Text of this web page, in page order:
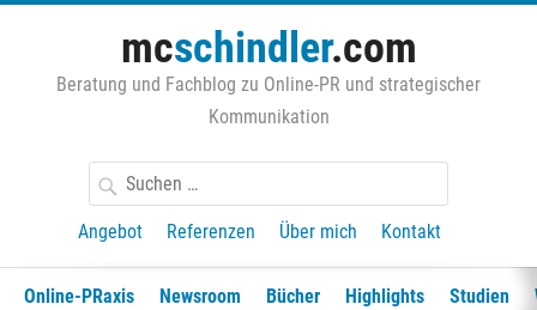
springen
mcschindler.com
Beratung und Fachblog zu Online-PR und strategischer
Kommunikation
Suchen
nach:
Angebot
Referenzen Über mich Kontakt
Online-PRaxis Newsroom Bücher Highlights Studien